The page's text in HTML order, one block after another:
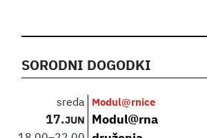
SORODNI DOGODKI
sreda
17.JUN
Modul@rnice
Modul@rna